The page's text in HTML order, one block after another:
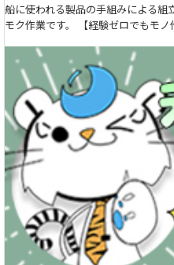
船に使われる製品の手組みによる組
モク作業です。 【経験ゼロでもモノ